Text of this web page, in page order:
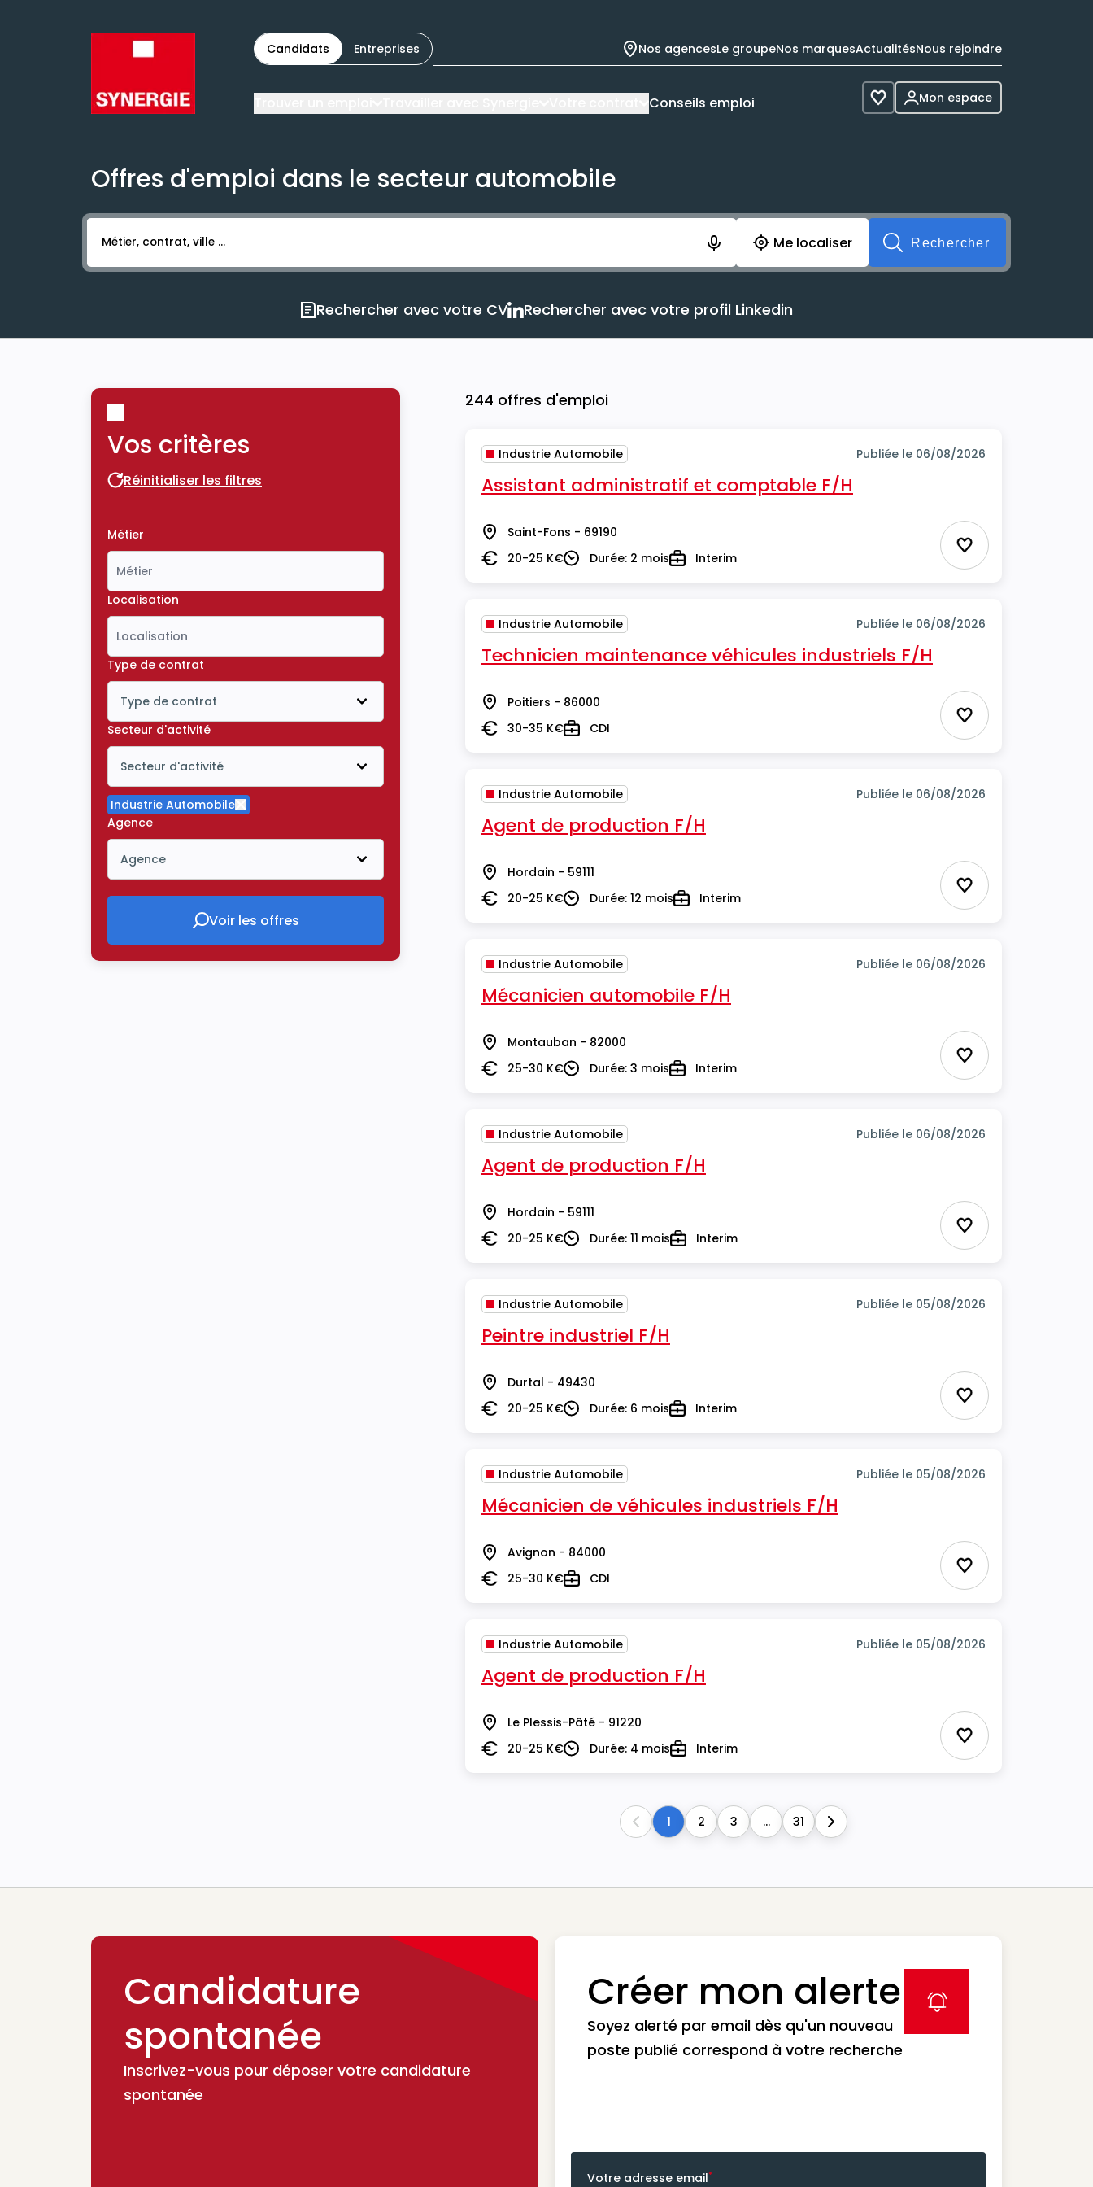
Candidats Entreprises Nos agencesLe groupeNos marquesActualitésNous rejoindre
Conseils emploi Voir les favoris
Mon espace
Offres d'emploi dans le secteur automobile
Activer l’élément pour lancer l’enregistrement. Vous aurez 10 secondes pour enregistrer votre recherche avant soumission du formulaire. Vous
Me localiser
Rechercher
Rechercher avec votre CV
Rechercher avec votre CV
Rechercher avec votre profil Linkedin
Rechercher avec votre profil Linkedin
Vos critères
Réinitialiser les filtres
Réinitialiser les filtres
Métier
Localisation
Type de contrat
Type de contrat
Icône ouvrir la liste déroulante
Secteur d'activité
Secteur d'activité
Icône ouvrir la liste déroulante
Industrie Automobile
Supprimer le critère Industrie Automobile
Agence
Agence
Icône ouvrir la liste déroulante
Voir les offres
Voir les offres
244 offres d'emploi
Industrie Automobile Publiée le 06/08/2026
Assistant administratif et comptable F/H
Lieu Saint-Fons - 69190
Salaire20-25 K€DuréeDurée: 2 moisTypeInterim Ajouter aux
Industrie Automobile Publiée le 06/08/2026
Technicien maintenance véhicules industriels F/H
Lieu Poitiers - 86000
Salaire30-35 K€TypeCDI Ajouter aux
Industrie Automobile Publiée le 06/08/2026
Agent de production F/H
Lieu Hordain - 59111
Salaire20-25 K€DuréeDurée: 12 moisTypeInterim Ajouter aux
Industrie Automobile Publiée le 06/08/2026
Mécanicien automobile F/H
Lieu Montauban - 82000
Salaire25-30 K€DuréeDurée: 3 moisTypeInterim Ajouter aux
Industrie Automobile Publiée le 06/08/2026
Agent de production F/H
Lieu Hordain - 59111
Salaire20-25 K€DuréeDurée: 11 moisTypeInterim Ajouter aux
Industrie Automobile Publiée le 05/08/2026
Peintre industriel F/H
Lieu Durtal - 49430
Salaire20-25 K€DuréeDurée: 6 moisTypeInterim Ajouter aux
Industrie Automobile Publiée le 05/08/2026
Mécanicien de véhicules industriels F/H
Lieu Avignon - 84000
Salaire25-30 K€TypeCDI Ajouter aux
Industrie Automobile Publiée le 05/08/2026
Agent de production F/H
Lieu Le Plessis-Pâté - 91220
Salaire20-25 K€DuréeDurée: 4 moisTypeInterim Ajouter aux
Previous
1 2 3 ... 31 Next
Candidature
spontanée
Inscrivez-vous pour déposer votre candidature
spontanée
Créer mon alerte
Soyez alerté par email dès qu'un nouveau
poste publié correspond à votre recherche
label icon
Votre adresse email*